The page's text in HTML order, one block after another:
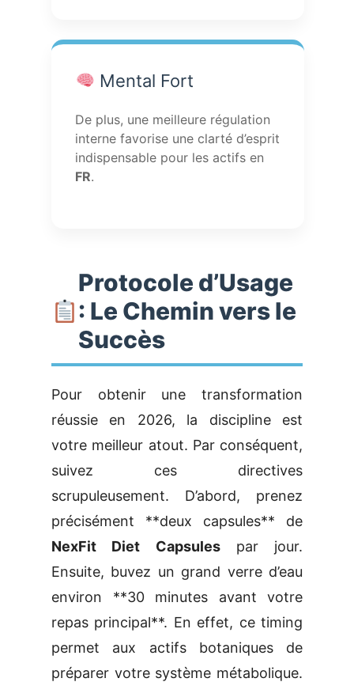
Mental Fort
De plus, une meilleure régulation
interne favorise une clarté d’esprit
indispensable pour les actifs en
FR.
Protocole d’Usage
: Le Chemin vers le
Succès
Pour obtenir une transformation
réussie en 2026, la discipline est
votre meilleur atout. Par conséquent,
suivez ces directives
scrupuleusement. D’abord, prenez
précisément **deux capsules** de
NexFit Diet Capsulespar jour.
Ensuite, buvez un grand verre d’eau
environ **30 minutes avant votre
repas principal**. En effet, ce timing
permet aux actifs botaniques de
préparer votre système métabolique.